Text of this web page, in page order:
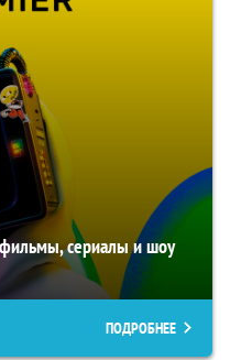
фильмы, сериалы и шоу
ПОДРОБНЕЕ